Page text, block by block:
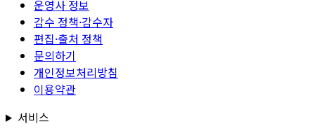
운영사 정보
감수 정책·감수자
편집·출처 정책
문의하기
개인정보처리방침
이용약관
서비스